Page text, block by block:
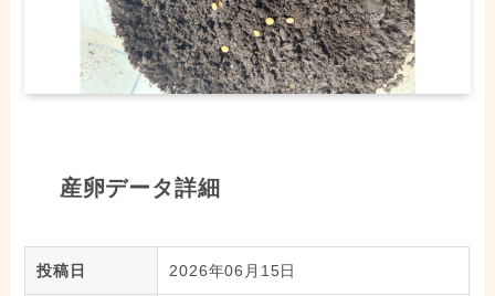
産卵データ詳細
投稿日 2026年06月15日